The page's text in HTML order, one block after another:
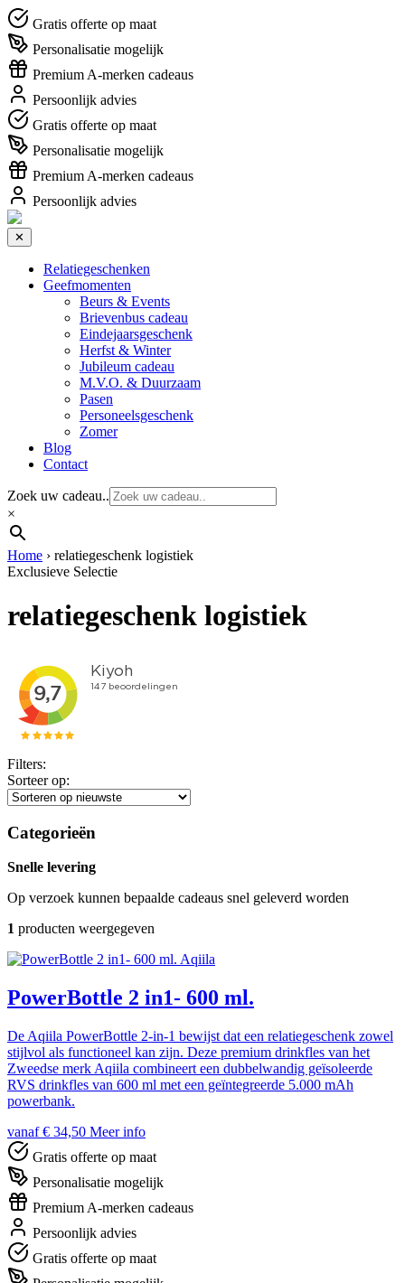
Gratis offerte op maat
Personalisatie mogelijk
Premium A-merken cadeaus
Persoonlijk advies
Gratis offerte op maat
Personalisatie mogelijk
Premium A-merken cadeaus
Persoonlijk advies
✕
Relatiegeschenken
Geefmomenten
Beurs & Events
Brievenbus cadeau
Eindejaarsgeschenk
Herfst & Winter
Jubileum cadeau
M.V.O. & Duurzaam
Pasen
Personeelsgeschenk
Zomer
Blog
Contact
Zoek uw cadeau..
×
Home › relatiegeschenk logistiek
Exclusieve Selectie
relatiegeschenk logistiek
Filters:
Sorteer op:
Categorieën
Snelle levering
Op verzoek kunnen bepaalde cadeaus snel geleverd worden
1 producten weergegeven
Aqiila
PowerBottle 2 in1- 600 ml.
De Aqiila PowerBottle 2-in-1 bewijst dat een relatiegeschenk zowel
stijlvol als functioneel kan zijn. Deze premium drinkfles van het
Zweedse merk Aqiila combineert een dubbelwandig geïsoleerde
RVS drinkfles van 600 ml met een geïntegreerde 5.000 mAh
powerbank.
vanaf € 34,50 Meer info
Gratis offerte op maat
Personalisatie mogelijk
Premium A-merken cadeaus
Persoonlijk advies
Gratis offerte op maat